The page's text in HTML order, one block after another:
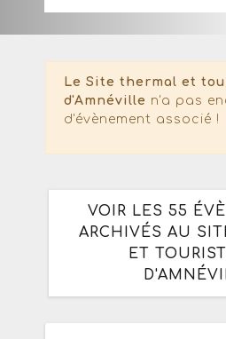
Le Site thermal et
d'Amnéville n'a pas
d'évènement associé !
VOIR LES 55
ARCHIVÉS AU
ET